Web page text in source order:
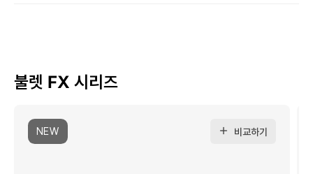
불렛 FX 시리즈
NEW 비교하기